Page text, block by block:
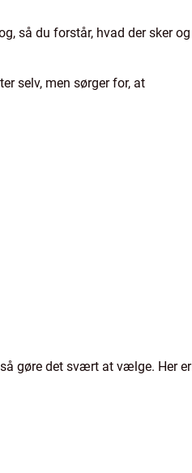
så du forstår, hvad der sker og
selv, men sørger for, at
gøre det svært at vælge. Her er